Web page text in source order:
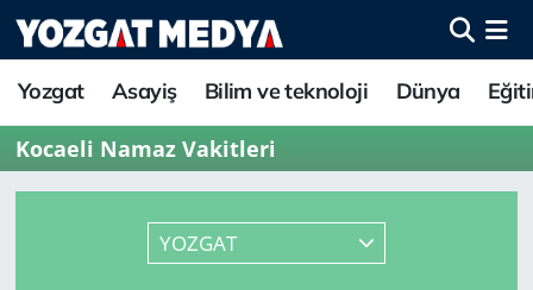
Yozgat Asayiş Bilim ve teknoloji Dünya
Kocaeli Namaz Vakitleri
YOZGAT